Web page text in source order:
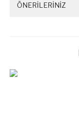
ÖNERİLERİNİZ